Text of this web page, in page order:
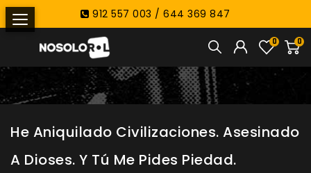
912 557 003 / 644 369 847
0
0
He Aniquilado Civilizaciones. Asesinado
A Dioses. Y Tú Me Pides Piedad.